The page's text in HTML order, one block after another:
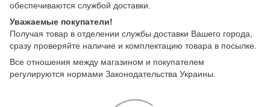
обеспечиваются службой доставки.
Уважаемые покупатели!
Получая товар в отделении службы доставки Вашего города,
сразу проверяйте наличие и комплектацию товара в посылке.
Все отношения между магазином и покупателем
регулируются нормами Законодательства Украины.